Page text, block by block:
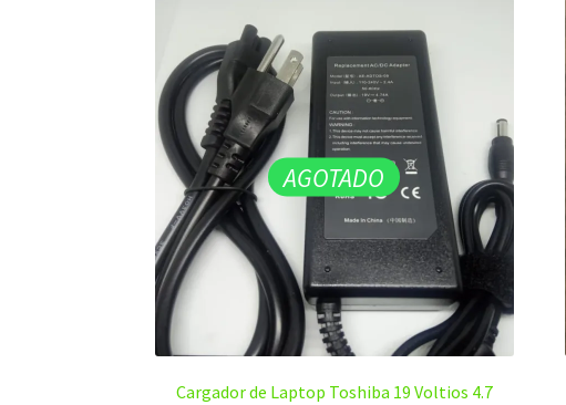
AGOTADO
Cargador de Laptop Toshiba 19 Voltios 4.7